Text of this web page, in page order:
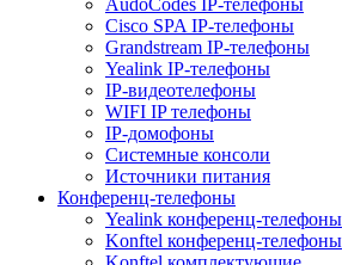
AudoCodes IP-телефоны
Cisco SPA IP-телефоны
Grandstream IP-телефоны
Yealink IP-телефоны
IP-видеотелефоны
WIFI IP телефоны
IP-домофоны
Системные консоли
Источники питания
Конференц-телефоны
Yealink конференц-телефоны
Konftel конференц-телефоны